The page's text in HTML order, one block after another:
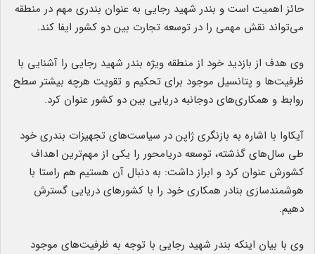
حائز اهمیت است و بندر شهید رجایی به عنوان بندری مهم در منطقه
می‌تواند نقش مهمی را در توسعه تجارت بین دو کشور ایفا کند.
وی هدف از بازدید خود از منطقه ویژه بندر شهید رجایی را آشنایی با
ظرفیت‌ها و پتانسیل موجود برای تحکیم و تقویت هرچه بیشتر سطح
روابط و همکاری‌‌‌های دوجانبه دریایی بین دو کشور عنوان کرد.
آیکاوا با اشاره به بازنگری ژاپن در سیاست‌های تجهیزات بندری خود
طی سال‌های گذشته، توسعه دریامحور را یکی از مهم‌ترین اهداف
کشورش عنوان کرد و ابراز داشت: به دنبال آن هستیم هم راستا با
هوشمندسازی بنادر همکاری خود را با کشورهای دریایی گسترش
دهیم.
وی با بیان اینکه بندر شهید رجایی با توجه به ظرفیت‌های موجود